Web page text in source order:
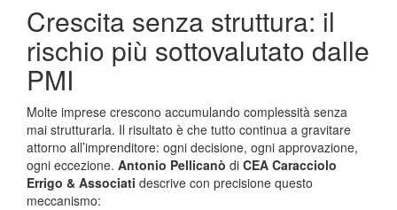
Crescita senza struttura: il
rischio più sottovalutato dalle
PMI
Molte imprese crescono accumulando complessità senza
mai strutturarla. Il risultato è che tutto continua a gravitare
attorno all’imprenditore: ogni decisione, ogni approvazione,
ogni eccezione. Antonio Pellicanò di CEA Caracciolo
Errigo & Associati descrive con precisione questo
meccanismo: